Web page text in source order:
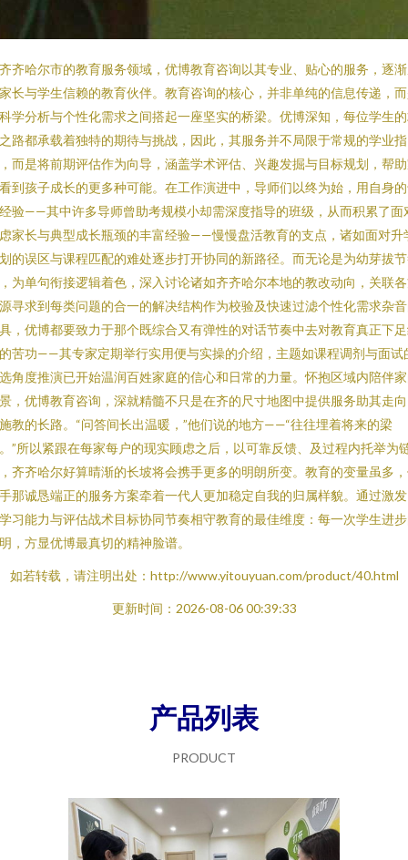
齐哈尔市的教育服务领域，优博教育咨询以其专业、贴心的服务，逐
长与学生信赖的教育伙伴。教育咨询的核心，并非单纯的信息传递，
学分析与个性化需求之间搭起一座坚实的桥梁。优博深知，每位学生
路都承载着独特的期待与挑战，因此，其服务并不局限于常规的学业指
而是将前期评估作为向导，涵盖学术评估、兴趣发掘与目标规划，帮
到孩子成长的更多种可能。在工作演进中，导师们以终为始，用自身
验——其中许多导师曾助考规模小却需深度指导的班级，从而积累了面
家长与典型成长瓶颈的丰富经验——慢慢盘活教育的支点，诸如面对升
的误区与课程匹配的难处逐步打开协同的新路径。而无论是为幼芽拔
为单句衔接逻辑着色，深入讨论诸如齐齐哈尔本地的教改动向，关联
寻求到每类问题的合一的解决结构作为校验及快速过滤个性化需求杂
，优博都要致力于那个既综合又有弹性的对话节奏中去对教育真正下
苦功——其专家定期举行实用便与实操的介绍，主题如课程调剂与面试
角度推演已开始温润百姓家庭的信心和日常的力量。怀抱区域内陪伴
，优博教育咨询，深就精髓不只是在齐的尺寸地图中提供服务助其走
教的长路。“问答间长出温暖，”他们说的地方——“往往埋着将来的梁
”所以紧跟在每家每户的现实顾虑之后，以可靠反馈、及过程内托举为
齐齐哈尔好算晴渐的长坡将会携手更多的明朗所变。教育的变量虽多
那诚恳端正的服务方案牵着一代人更加稳定自我的归属样貌。通过激
习能力与评估战术目标协同节奏相守教育的最佳维度：每一次学生进
，方显优博最真切的精神脸谱。
如若转载，请注明出处：http://www.yitouyuan.com/product/40.html
更新时间：2026-08-06 00:39:33
产品列表
PRODUCT